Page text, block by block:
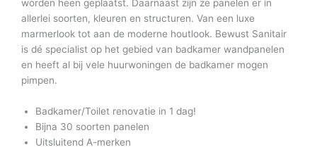
worden heen geplaatst. Daarnaast zijn ze panelen er in
allerlei soorten, kleuren en structuren. Van een luxe
marmerlook tot aan de moderne houtlook. Bewust Sanitair
is dé specialist op het gebied van badkamer wandpanelen
en heeft al bij vele huurwoningen de badkamer mogen
pimpen.
Badkamer/Toilet renovatie in 1 dag!
Bijna 30 soorten panelen
Uitsluitend A-merken